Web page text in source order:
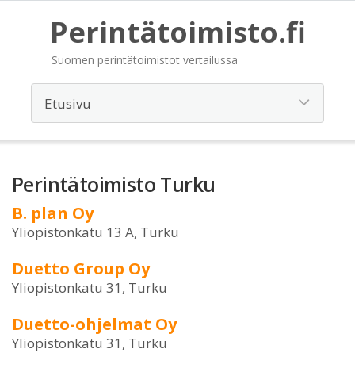
Perintätoimisto.fi
Suomen perintätoimistot vertailussa
Perintätoimisto Turku
B. plan Oy
Yliopistonkatu 13 A, Turku
Duetto Group Oy
Yliopistonkatu 31, Turku
Duetto-ohjelmat Oy
Yliopistonkatu 31, Turku